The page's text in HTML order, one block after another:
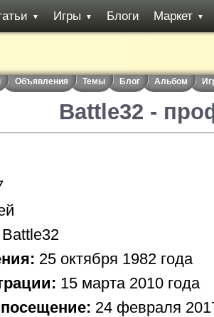
▼ Игры ▼ Блоги Маркет ▼
Объявления Темы Блог Альбом
Battle32 -
Battle32
25 октября 1982 года
15 марта 2010 года
24 февраля